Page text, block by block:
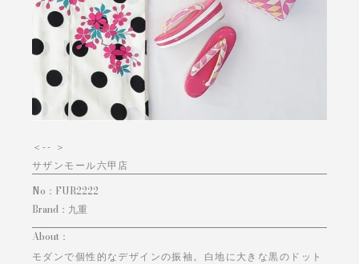
＜-- ＞
サザンモール六甲店
No： FUR2222
Brand： 九重
About：
モダンで個性的なデザインの振袖。白地に大きな黒のドット